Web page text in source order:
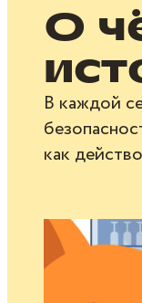
О
В каждой
как